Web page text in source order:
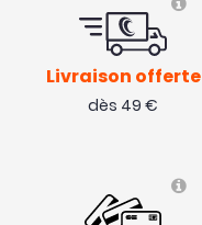
Livraison offerte
dès 49 €